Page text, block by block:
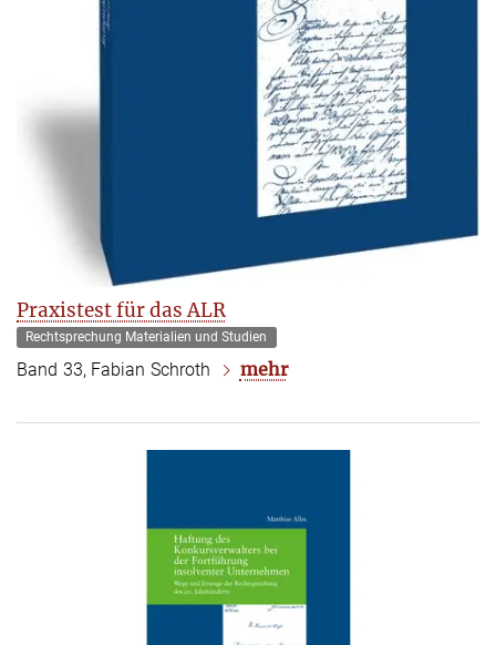
Praxistest für das ALR
Rechtsprechung Materialien und Studien
Band 33, Fabian Schroth mehr